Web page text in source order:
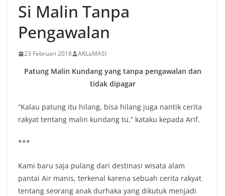
Si Malin Tanpa
Pengawalan
23 Februari 2018 AKLaMASI
Patung Malin Kundang yang tanpa pengawalan dan
tidak dipagar
“Kalau patung itu hilang, bisa hilang juga nantik cerita
rakyat tentang malin kundang tu,” kataku kepada Arif.
***
Kami baru saja pulang dari destinasi wisata alam
pantai Air manis, terkenal karena sebuah cerita rakyat
tentang seorang anak durhaka yang dikutuk menjadi